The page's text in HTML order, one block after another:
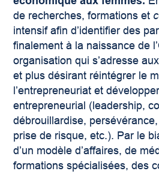
de recherches, formations et
intensif afin d’identifier des
finalement à la naissance de
organisation qui s’adresse
et plus désirant réintégrer le
l’entrepreneuriat et
entrepreneurial (leadership,
débrouillardise, persévérance,
prise de risque, etc.). Par le
d’un modèle d’affaires, de
formations spécialisées, des